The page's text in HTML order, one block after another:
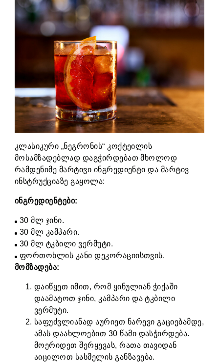
კლასიკური „ნეგრონის“ კოქტეილის
მოსამზადებლად დაგჭირდებათ მხოლოდ
რამდენიმე მარტივი ინგრედიენტი და მარტივ
ინსტრუქციაზე გაყოლა:
ინგრედიენტები:
30 მლ ჯინი.
30 მლ კამპარი.
30 მლ ტკბილი ვერმუტი.
ფორთოხლის კანი დეკორაციისთვის.
მომზადება:
დაიწყეთ იმით, რომ ყინულიან ჭიქაში
დაამატოთ ჯინი, კამპარი და ტკბილი
ვერმუტი.
საფუძვლიანად აურიეთ ნარევი გაციებამდე,
ამას დაახლოებით 30 წამი დასჭირდება.
მოერიდეთ შერყევას, რათა თავიდან
აიცილოთ სასმელის განზავება.